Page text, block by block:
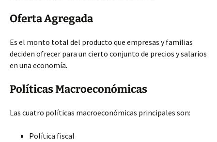
Oferta Agregada
Es el monto total del producto que empresas y familias
deciden ofrecer para un cierto conjunto de precios y salarios
en una economía.
Políticas Macroeconómicas
Las cuatro políticas macroeconómicas principales son:
Política fiscal